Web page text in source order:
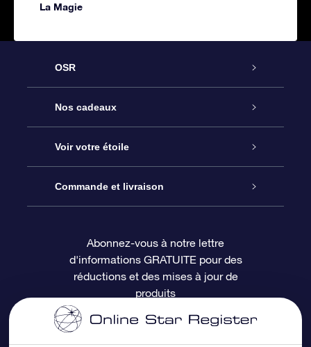
La Magie
OSR
Service
À propos de l’OSR
Nous contacter
Questions fréquemment posées
Revues
Nos cadeaux
Cadeau d’étoile en ligne
Coffret cadeau OSR
Carte cadeau OSR
Voir votre étoile
Registre des étoiles
Page d’accueil personnalisée
Un million d’étoiles
Écran de veille OSR
Commande et livraison
Informations de paiement
Informations d’expédition
Politique de retour
Abonnez-vous à notre lettre
d'informations GRATUITE pour des
réductions et des mises à jour de
produits